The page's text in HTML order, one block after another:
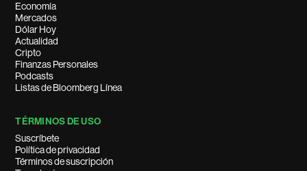
Economía
Mercados
Dólar Hoy
Actualidad
Cripto
Finanzas Personales
Podcasts
Listas de Bloomberg Línea
TÉRMINOS DE USO
Suscríbete
Política de privacidad
Términos de suscripción